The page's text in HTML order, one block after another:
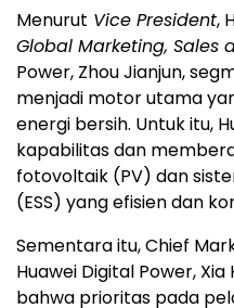
Menurut Vice President,
Global Marketing, Sales
Power, Zhou Jianjun,
menjadi motor utama
energi bersih. Untuk itu,
kapabilitas dan
fotovoltaik (PV) dan
(ESS) yang efisien dan
Sementara itu, Chief
Huawei Digital Power,
bahwa prioritas pada